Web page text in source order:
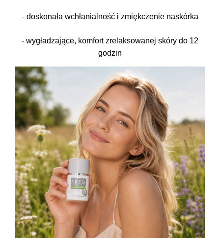
- doskonała wchłanialność i zmiękczenie naskórka
- wygładzające, komfort zrelaksowanej skóry do 12
godzin